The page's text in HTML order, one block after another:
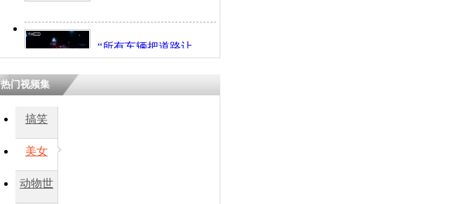
“所有车辆把道路让
开！”儿童突发疾病交
热门视频集
搞笑
美女
动物世